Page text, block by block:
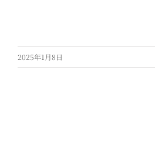
2025年1月8日